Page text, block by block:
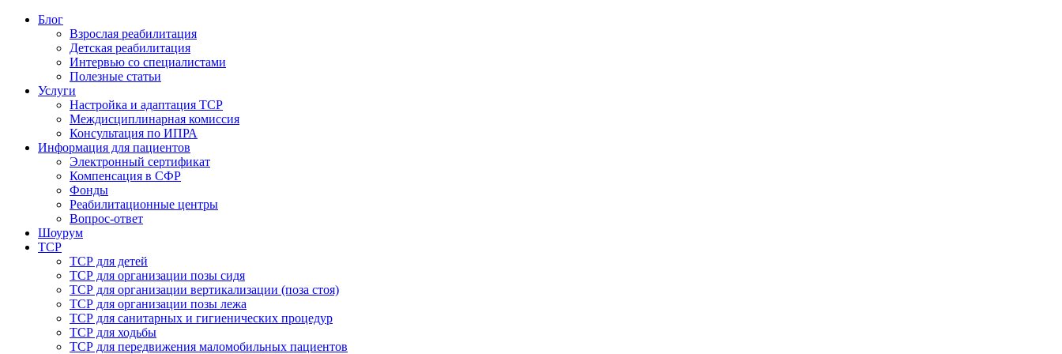
Блог
Взрослая реабилитация
Детская реабилитация
Интервью со специалистами
Полезные статьи
Услуги
Настройка и адаптация ТСР
Междисциплинарная комиссия
Консультация по ИПРА
Информация для пациентов
Электронный сертификат
Компенсация в СФР
Фонды
Реабилитационные центры
Вопрос-ответ
Шоурум
ТСР
ТСР для детей
ТСР для организации позы сидя
ТСР для организации вертикализации (поза стоя)
ТСР для организации позы лежа
ТСР для санитарных и гигиенических процедур
ТСР для ходьбы
ТСР для передвижения маломобильных пациентов